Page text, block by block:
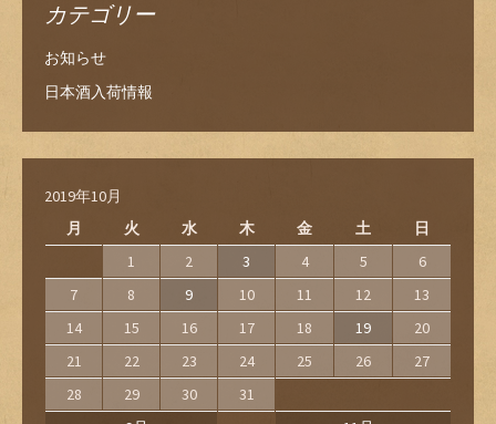
カテゴリー
お知らせ
日本酒入荷情報
2019年10月
月
火 水 木 金 土 日
1 2 3 4 5
6
7
8 9 10 11 12
13
14
15 16 17 18 19
20
21
22 23 24 25 26
27
28
29 30 31